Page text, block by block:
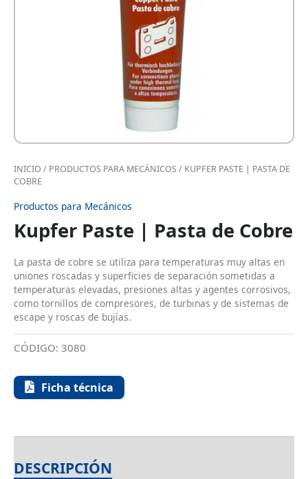
INICIO / PRODUCTOS PARA MECÁNICOS/ KUPFER PASTE | PASTA DE
COBRE
Productos para Mecánicos
Kupfer Paste | Pasta de Cobre
La pasta de cobre se utiliza para temperaturas muy altas en
uniones roscadas y superficies de separación sometidas a
temperaturas elevadas, presiones altas y agentes corrosivos,
como tornillos de compresores, de turbinas y de sistemas de
escape y roscas de bujías.
CÓDIGO: 3080
Ficha técnica
DESCRIPCIÓN